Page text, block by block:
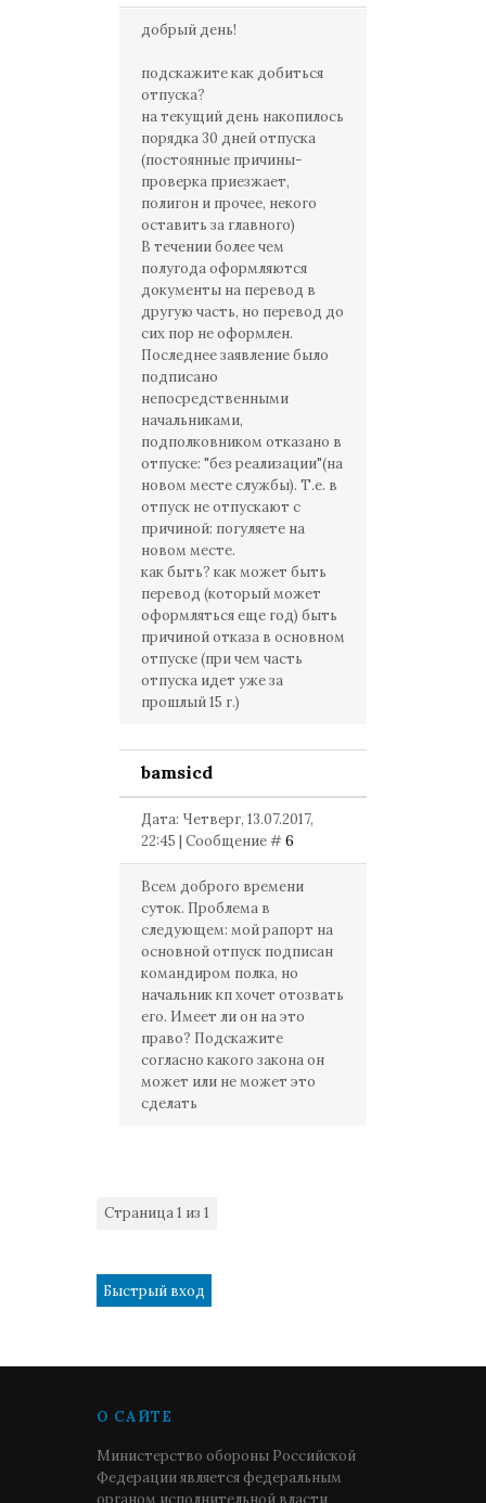
добрый день!
подскажите как добиться
отпуска?
на текущий день накопилось
порядка 30 дней отпуска
(постоянные причины-
проверка приезжает,
полигон и прочее, некого
оставить за главного)
В течении более чем
полугода оформляются
документы на перевод в
другую часть, но перевод до
сих пор не оформлен.
Последнее заявление было
подписано
непосредственными
начальниками,
подполковником отказано в
отпуске: "без реализации"(на
новом месте службы). Т.е. в
отпуск не отпускают с
причиной: погуляете на
новом месте.
как быть? как может быть
перевод (который может
оформляться еще год) быть
причиной отказа в основном
отпуске (при чем часть
отпуска идет уже за
прошлый 15 г.)
bamsicd
Дата: Четверг, 13.07.2017,
22:45 | Сообщение #6
Всем доброго времени
суток. Проблема в
следующем: мой рапорт на
основной отпуск подписан
командиром полка, но
начальник кп хочет отозвать
его. Имеет ли он на это
право? Подскажите
согласно какого закона он
может или не может это
сделать
Страница1 из 1
О САЙТЕ
Министерство обороны Российской
Федерации является федеральным
органом исполнительной власти